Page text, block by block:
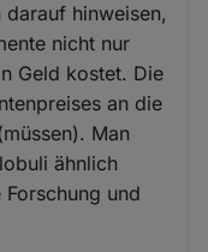
hinweisen,
nicht nur
Geld kostet. Die
an die
Man
ähnlich
und